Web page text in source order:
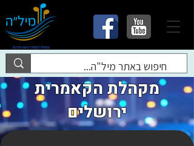
מקהלת הקאמרית
ירושלים